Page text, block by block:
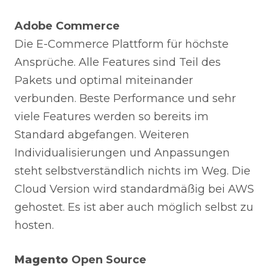
Adobe Commerce
Die E-Commerce Plattform für höchste
Ansprüche. Alle Features sind Teil des
Pakets und optimal miteinander
verbunden. Beste Performance und sehr
viele Features werden so bereits im
Standard abgefangen. Weiteren
Individualisierungen und Anpassungen
steht selbstverständlich nichts im Weg. Die
Cloud Version wird standardmäßig bei AWS
gehostet. Es ist aber auch möglich selbst zu
hosten.
Magento Open Source